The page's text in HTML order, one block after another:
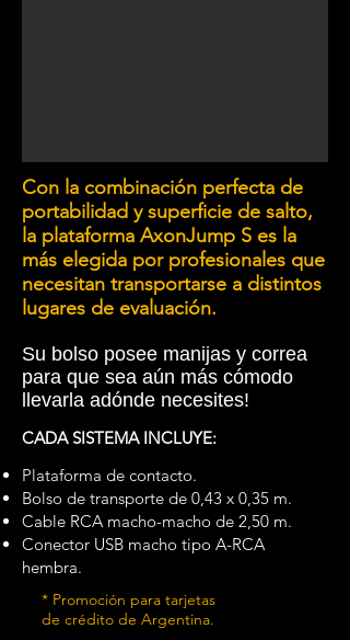
Con la combinación perfecta de
portabilidad y superficie de salto,
la plataforma AxonJump S es la
más elegida por profesionales que
necesitan transportarse a distintos
lugares de evaluación.
Su bolso posee manijas y correa
para que sea aún más cómodo
llevarla adónde necesites!
CADA SISTEMA INCLUYE:
Plataforma de contacto.
Bolso de transporte de 0,43 x 0,35 m.​
Cable RCA macho-macho de 2,50 m.
Conector USB macho tipo A-RCA
hembra.
* Promoción para tarjetas
de crédito de Argentina.